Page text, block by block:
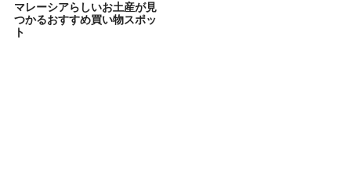
マレーシアらしいお土産が見
つかるおすすめ買い物スポッ
ト